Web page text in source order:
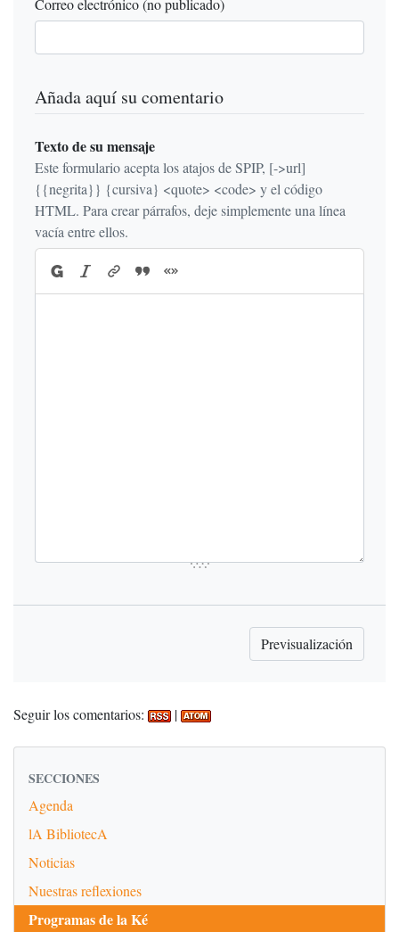
Correo electrónico (no publicado)
Añada aquí su comentario
Texto de su mensaje
Este formulario acepta los atajos de SPIP, [->url]
{{negrita}} {cursiva} <quote> <code> y el código
HTML. Para crear párrafos, deje simplemente una línea
vacía entre ellos.
Seguir los comentarios: |
SECCIONES
Agenda
lA BibliotecA
Noticias
Nuestras reflexiones
Programas de la Ké